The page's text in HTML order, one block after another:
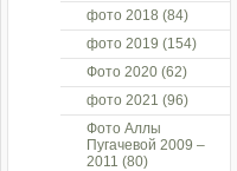
фото 2018 (84)
фото 2019 (154)
Фото 2020 (62)
фото 2021 (96)
Фото Аллы
Пугачевой 2009 –
2011 (80)